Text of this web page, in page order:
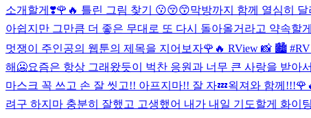
소개할게❣️🌹🔥 틀린 그림 찾기 😗😚😙막방까지 함께 열심히
아쉽지만 그만큼 더 좋은 무대로 또 다시 돌아올거라고 약속할
멋쟁이 주인공의 웹툰의 제목을 지어보자🌹🔥 RView 📸 🏙 #RV
해🥶요즘은 항상 그래왔듯이 벅찬 응원과 너무 큰 사랑을 받
마스크 꼭 쓰고 손 잘 씻고!! 아프지마!! 잘 자💤왹져와 함께!!!
려구 하지마 충분히 잘했고 고생했어 내가 내일 기도할게 화